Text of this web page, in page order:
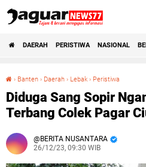
DAERAH PERISTIWA NASIONAL
› Banten › Daerah › Lebak › Peristiwa
Diduga Sang Sopir
Terbang Colek Pagar
BERITA NUSANTARA
26/12/23, 09:30 WIB